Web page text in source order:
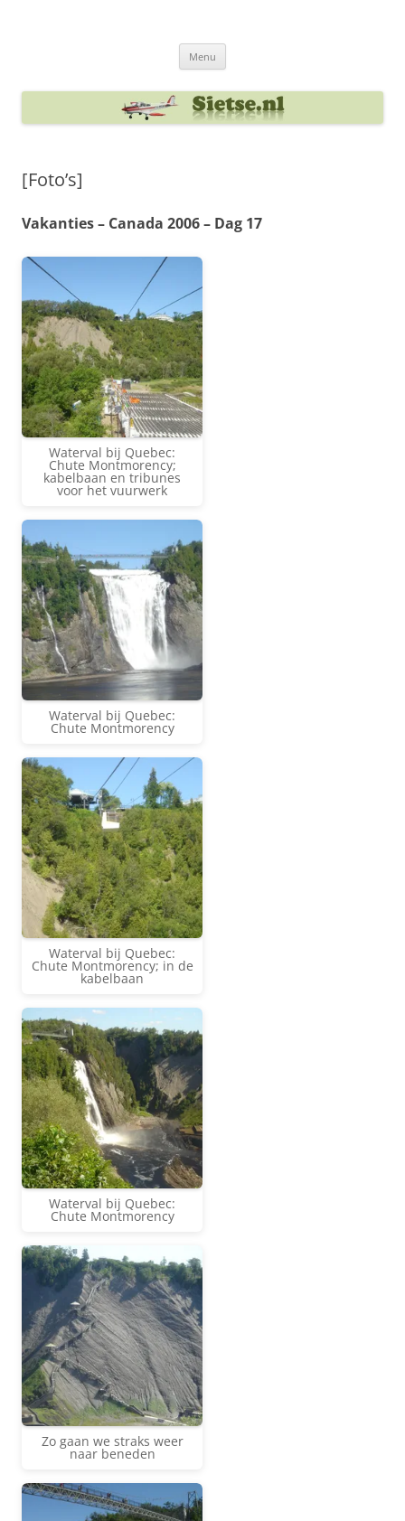
Menu
[Foto’s]
Vakanties – Canada 2006 – Dag 17
Waterval bij Quebec:
Chute Montmorency;
kabelbaan en tribunes
voor het vuurwerk
Waterval bij Quebec:
Chute Montmorency
Waterval bij Quebec:
Chute Montmorency; in de
kabelbaan
Waterval bij Quebec:
Chute Montmorency
Zo gaan we straks weer
naar beneden